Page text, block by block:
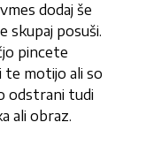
dodaj še
skupaj posuši.
pincete
te motijo ali so
odstrani tudi
ali obraz.